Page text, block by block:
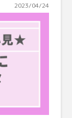
2023/04/24